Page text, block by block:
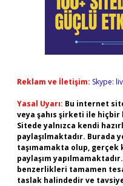
Reklam ve İletişim: Skype:
Yasal Uyarı: Bu internet
veya şahıs şirketi ile hiçbir
Sitede yalnızca kendi
paylaşılmaktadır. Burada
taşımamakta olup, gerçek
paylaşım
benzerlikleri tamamen
taslak halindedir ve